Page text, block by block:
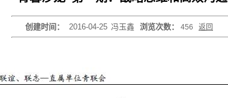
创建时间： 2016-04-25 冯玉鑫 浏览次数： 456 返回